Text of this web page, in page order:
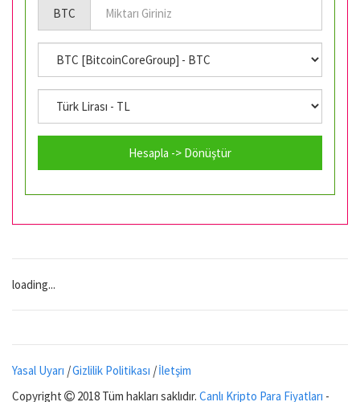
BTC
Hesapla -> Dönüştür
loading...
Yasal Uyarı |Gizlilik Politikası |İletşim
Copyright
2018 Tüm hakları saklıdır. Canlı Kripto Para Fiyatları -